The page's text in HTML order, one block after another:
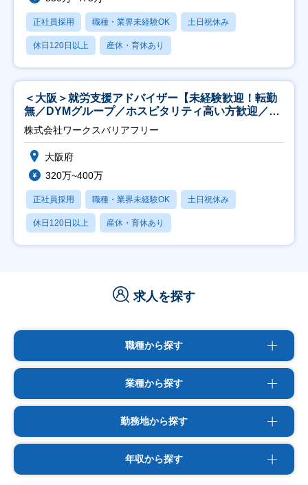
正社員採用 職種・業界未経験OK 土日祝休み
休日120日以上 産休・育休あり
＜大阪＞就労支援アドバイザー【未経験歓迎！転勤
無／DYMグループ／ホスピタリティ高い方歓迎／土
日祝】
株式会社ワークスバリアフリー
大阪府
320万~400万
正社員採用 職種・業界未経験OK 土日祝休み
休日120日以上 産休・育休あり
求人を探す
職種から探す
業種から探す
勤務地から探す
年収から探す